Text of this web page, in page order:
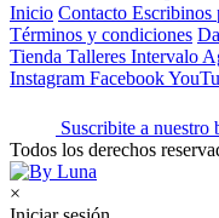
Inicio Contacto Escribinos
Términos y condiciones
Tienda Talleres Intervalo
Instagram Facebook
Suscribite a nuestro
Todos los derechos
×